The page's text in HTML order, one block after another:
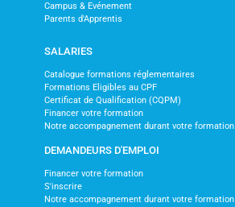
Campus & Evénement
Parents d'Apprentis
SALARIES
Catalogue formations réglementaires
Formations Eligibles au CPF
Certificat de Qualification (CQPM)
Financer votre formation
Notre accompagnement durant votre formation
DEMANDEURS D'EMPLOI
Financer votre formation
S'inscrire
Notre accompagnement durant votre formation